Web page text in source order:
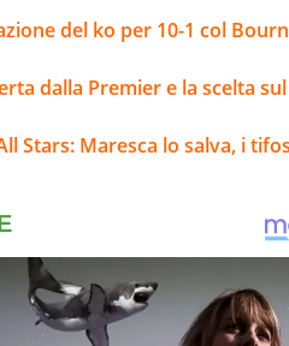
del ko per 10-1 col
dalla Premier e la scelta
Stars: Maresca lo salva, i